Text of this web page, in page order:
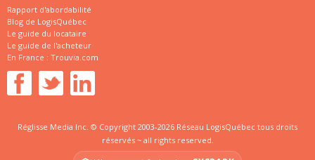
Rapport d'abordabilité
Blog de LogisQuébec
Le guide du locataire
Le guide de l'acheteur
En France : Trouvia.com
Réglisse Media Inc. © Copyright 2003-2026 Réseau LogisQuébec tous droits
réservés ~ all rights reserved.